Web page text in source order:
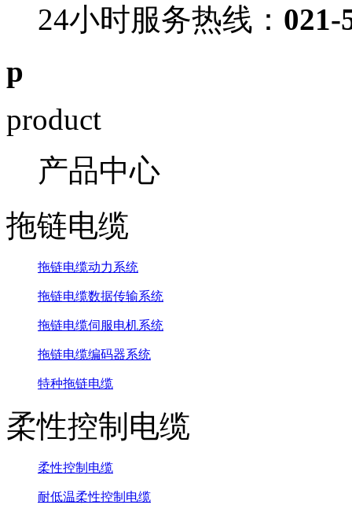
24小时服务热线： 021-
p
product
产品中心
拖链电缆
拖链电缆动力系统
拖链电缆数据传输系统
拖链电缆伺服电机系统
拖链电缆编码器系统
特种拖链电缆
柔性控制电缆
柔性控制电缆
耐低温柔性控制电缆